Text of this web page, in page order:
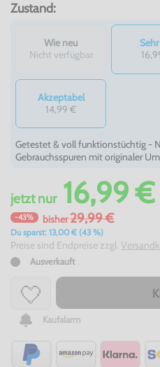
Zustand:
Wie neu
Nicht verfügbar
Akzeptabel
14,99 €
Getestet & voll funktionstüchtig -
Gebrauchsspuren mit originaler
jetztnur16,99 €
-43% bisher29,99 €
Du sparst: 13,00 € (43 %)
Preise sind Endpreise zzgl.
Ausverkauft
Kaufalarm